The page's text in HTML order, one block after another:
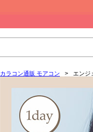
カラコン通販 モアコン > エンジ